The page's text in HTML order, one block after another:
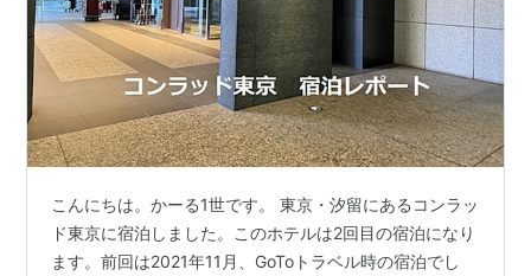
こんにちは。かーる1世です。 東京・汐留にあるコンラッ
ド東京に宿泊しました。このホテルは2回目の宿泊になり
ます。前回は2021年11月、GoToトラベル時の宿泊でし